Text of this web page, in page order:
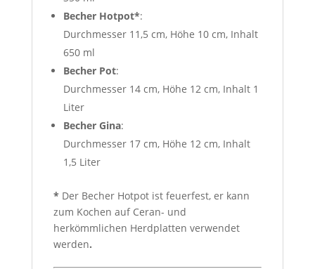
Becher Hotpot*:
Durchmesser 11,5 cm, Höhe 10 cm, Inhalt
650 ml
Becher Pot:
Durchmesser 14 cm, Höhe 12 cm, Inhalt 1
Liter
Becher Gina:
Durchmesser 17 cm, Höhe 12 cm, Inhalt
1,5 Liter
* Der Becher Hotpot ist feuerfest, er kann
zum Kochen auf Ceran- und
herkömmlichen Herdplatten verwendet
werden.